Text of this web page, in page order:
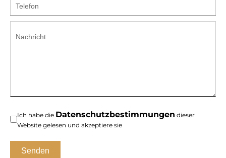
Ich habe die Datenschutzbestimmungen dieser
Website gelesen und akzeptiere sie
Senden